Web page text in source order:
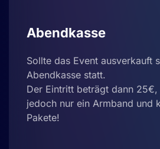
Abendkasse
Sollte das Event ausverkauft
Abendkasse statt.
Der Eintritt beträgt dann
jedoch nur ein Armband und
Pakete!